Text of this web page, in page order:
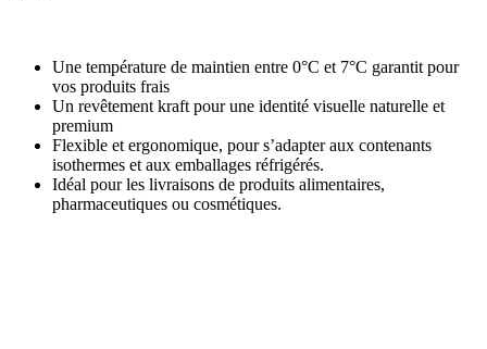
Une température de maintien entre 0°C et 7°C garantit pour
vos produits frais
Un revêtement kraft pour une identité visuelle naturelle et
premium
Flexible et ergonomique, pour s’adapter aux contenants
isothermes et aux emballages réfrigérés.
Idéal pour les livraisons de produits alimentaires,
pharmaceutiques ou cosmétiques.